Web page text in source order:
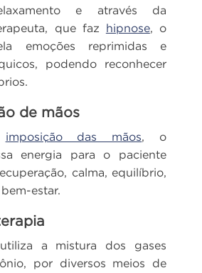
e através da
que faz hipnose, o
emoções reprimidas e
podendo reconhecer
de mãos
imposição das mãos, o
energia para o paciente
calma, equilíbrio,
estar.
a mistura dos gases
por diversos meios de